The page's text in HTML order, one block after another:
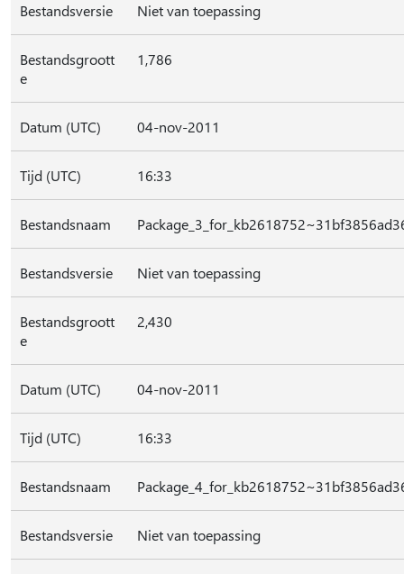
Bestandsversie Niet van toepassing
Bestandsgroott
e
1,786
Datum (UTC) 04-nov-2011
Tijd (UTC) 16:33
Bestandsnaam
Bestandsversie Niet van toepassing
Bestandsgroott
e
2,430
Datum (UTC) 04-nov-2011
Tijd (UTC) 16:33
Bestandsnaam
Bestandsversie Niet van toepassing